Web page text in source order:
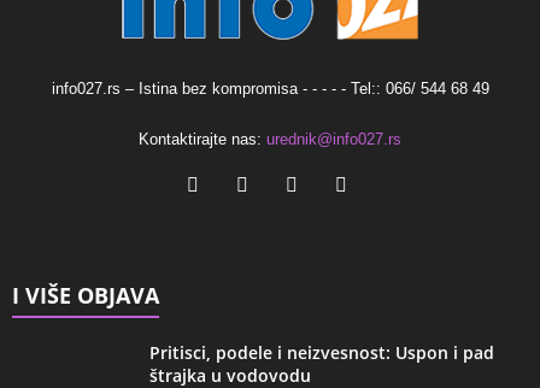
info027.rs – Istina bez kompromisa - - - - - Tel:: 066/ 544 68 49
Kontaktirajte nas: urednik@info027.rs
I VIŠE OBJAVA
Pritisci, podele i neizvesnost: Uspon i pad
štrajka u vodovodu